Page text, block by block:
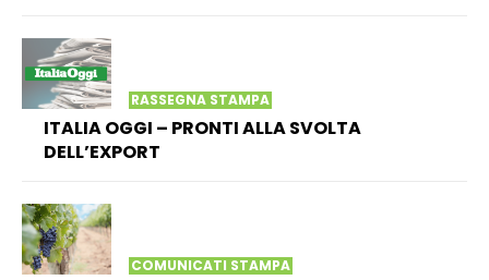
RASSEGNA STAMPA
ITALIA OGGI – PRONTI ALLA SVOLTA
DELL’EXPORT
COMUNICATI STAMPA